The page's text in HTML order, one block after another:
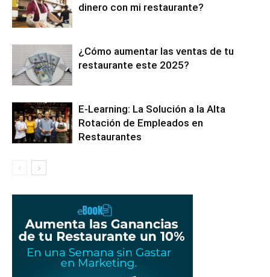
dinero con mi restaurante?
¿Cómo aumentar las ventas de tu
restaurante este 2025?
E-Learning: La Solución a la Alta
Rotación de Empleados en
Restaurantes